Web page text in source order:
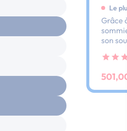
Le
Grâce
son
dos
ses
au